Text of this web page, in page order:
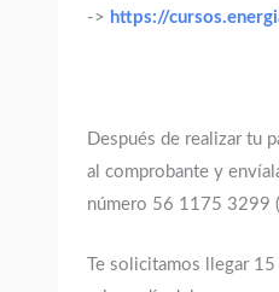
-> https://
Después de realizar tu
al comprobante y
número 56 1175 3299
Te solicitamos llegar